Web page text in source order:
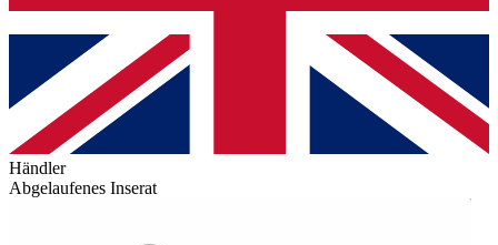
Händler
Abgelaufenes Inserat